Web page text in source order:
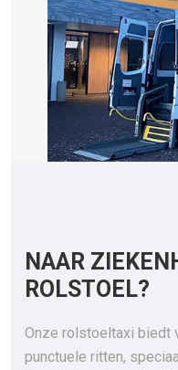
NAAR
ROLSTOEL?
Onze rolstoeltaxi biedt
punctuele ritten,